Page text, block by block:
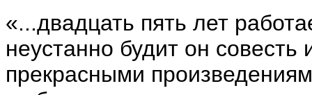
«...двадцать пять лет
неустанно будит он
прекрасными